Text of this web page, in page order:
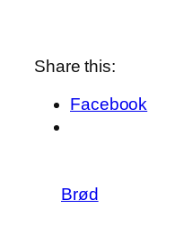
Share this:
Facebook
Brød